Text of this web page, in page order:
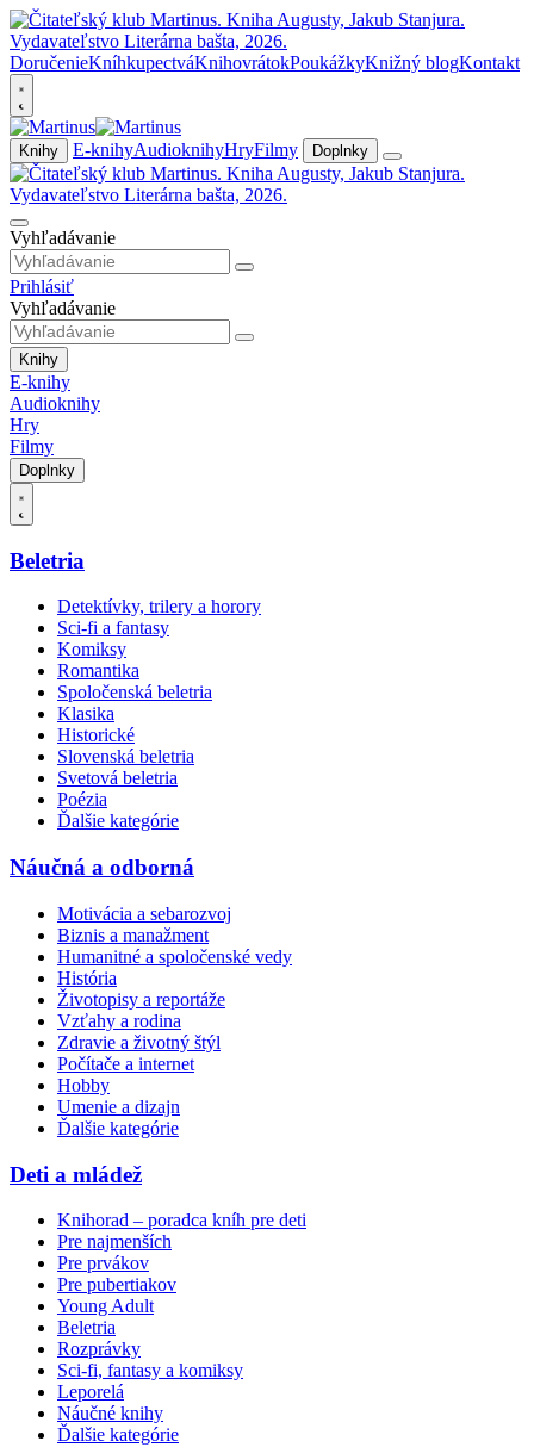
DoručenieKníhkupectváKnihovrátokPoukážkyKnižný blogKontakt
Knihy E-knihyAudioknihyHryFilmy Doplnky
Vyhľadávanie
Prihlásiť
Vyhľadávanie
Knihy
E-knihy
Audioknihy
Hry
Filmy
Doplnky
Beletria
Detektívky, trilery a horory
Sci-fi a fantasy
Komiksy
Romantika
Spoločenská beletria
Klasika
Historické
Slovenská beletria
Svetová beletria
Poézia
Ďalšie kategórie
Náučná a odborná
Motivácia a sebarozvoj
Biznis a manažment
Humanitné a spoločenské vedy
História
Životopisy a reportáže
Vzťahy a rodina
Zdravie a životný štýl
Počítače a internet
Hobby
Umenie a dizajn
Ďalšie kategórie
Deti a mládež
Knihorad – poradca kníh pre deti
Pre najmenších
Pre prvákov
Pre pubertiakov
Young Adult
Beletria
Rozprávky
Sci-fi, fantasy a komiksy
Leporelá
Náučné knihy
Ďalšie kategórie